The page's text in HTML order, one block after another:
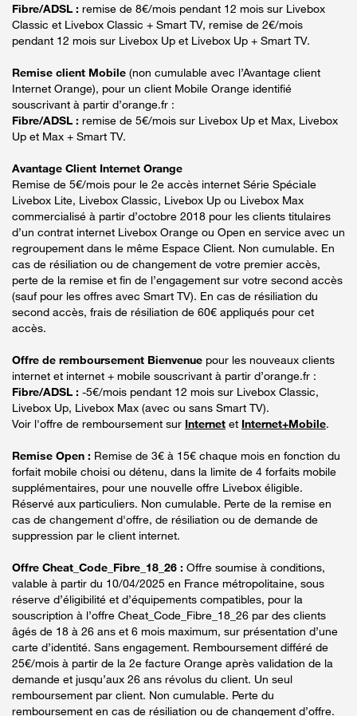
Fibre/ADSL : remise de 8€/mois pendant 12 mois sur Livebox
Classic et Livebox Classic + Smart TV, remise de 2€/mois
pendant 12 mois sur Livebox Up et Livebox Up + Smart TV.
Remise client Mobile (non cumulable avec l’Avantage client
Internet Orange), pour un client Mobile Orange identifié
souscrivant à partir d’orange.fr :
Fibre/ADSL : remise de 5€/mois sur Livebox Up et Max, Livebox
Up et Max + Smart TV.
Avantage Client Internet Orange
Remise de 5€/mois pour le 2e accès internet Série Spéciale
Livebox Lite, Livebox Classic, Livebox Up ou Livebox Max
commercialisé à partir d’octobre 2018 pour les clients titulaires
d’un contrat internet Livebox Orange ou Open en service avec un
regroupement dans le même Espace Client. Non cumulable. En
cas de résiliation ou de changement de votre premier accès,
perte de la remise et fin de l’engagement sur votre second accès
(sauf pour les offres avec Smart TV). En cas de résiliation du
second accès, frais de résiliation de 60€ appliqués pour cet
accès.
Offre de remboursement Bienvenue pour les nouveaux clients
internet et internet + mobile souscrivant à partir d’orange.fr :
Fibre/ADSL : -5€/mois pendant 12 mois sur Livebox Classic,
Livebox Up, Livebox Max (avec ou sans Smart TV).
Voir l'offre de remboursement sur Internet et Internet+Mobile.
Remise Open : Remise de 3€ à 15€ chaque mois en fonction du
forfait mobile choisi ou détenu, dans la limite de 4 forfaits mobile
supplémentaires, pour une nouvelle offre Livebox éligible.
Réservé aux particuliers. Non cumulable. Perte de la remise en
cas de changement d'offre, de résiliation ou de demande de
suppression par le client internet.
Offre Cheat_Code_Fibre_18_26 : Offre soumise à conditions,
valable à partir du 10/04/2025 en France métropolitaine, sous
réserve d’éligibilité et d’équipements compatibles, pour la
souscription à l’offre Cheat_Code_Fibre_18_26 par des clients
âgés de 18 à 26 ans et 6 mois maximum, sur présentation d’une
carte d’identité. Sans engagement. Remboursement différé de
25€/mois à partir de la 2e facture Orange après validation de la
demande et jusqu’aux 26 ans révolus du client. Un seul
remboursement par client. Non cumulable. Perte du
remboursement en cas de résiliation ou de changement d’offre.